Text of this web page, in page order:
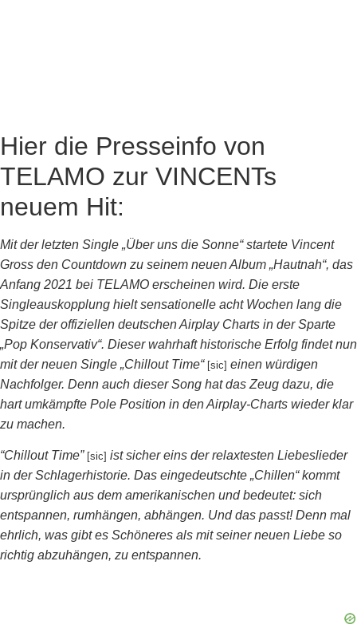
Hier die Presseinfo von
TELAMO zur VINCENTs
neuem Hit:
Mit der letzten Single „Über uns die Sonne“ startete Vincent
Gross den Countdown zu seinem neuen Album „Hautnah“, das
Anfang 2021 bei TELAMO erscheinen wird. Die erste
Singleauskopplung hielt sensationelle acht Wochen lang die
Spitze der offiziellen deutschen Airplay Charts in der Sparte
„Pop Konservativ“. Dieser wahrhaft historische Erfolg findet nun
mit der neuen Single „Chillout Time“ [sic] einen würdigen
Nachfolger. Denn auch dieser Song hat das Zeug dazu, die
hart umkämpfte Pole Position in den Airplay-Charts wieder klar
zu machen.
“Chillout Time” [sic] ist sicher eins der relaxtesten Liebeslieder
in der Schlagerhistorie. Das eingedeutschte „Chillen“ kommt
ursprünglich aus dem amerikanischen und bedeutet: sich
entspannen, rumhängen, abhängen. Und das passt! Denn mal
ehrlich, was gibt es Schöneres als mit seiner neuen Liebe so
richtig abzuhängen, zu entspannen.